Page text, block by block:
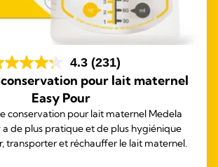
4.3 (231)
conservation pour lait maternel
Easy Pour
conservation pour lait maternel Medela
a de plus pratique et de plus hygiénique
transporter et réchauffer le lait maternel.